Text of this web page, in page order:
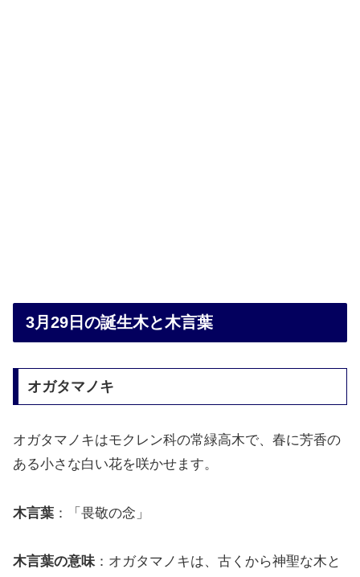
3月29日の誕生木と木言葉
オガタマノキ
オガタマノキはモクレン科の常緑高木で、春に芳香の
ある小さな白い花を咲かせます。
木言葉 ：「畏敬の念」
木言葉の意味：オガタマノキは、古くから神聖な木と